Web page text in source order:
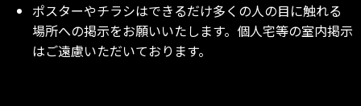
ポスターやチラシはできるだけ多くの人の目に触れる
場所への掲示をお願いいたします。個人宅等の室内掲示
はご遠慮いただいております。